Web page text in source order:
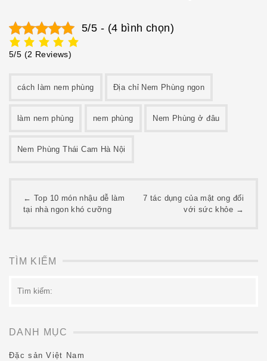
5/5 - (4 bình chọn)
5/5 (2 Reviews)
cách làm nem phùng Địa chỉ Nem Phùng ngon
làm nem phùng nem phùng Nem Phùng ở đâu
Nem Phùng Thái Cam Hà Nội
Post
← Top 10 món nhậu dễ làm
tại nhà ngon khó cưỡng
7 tác dụng của mật ong đối
với sức khỏe →
TÌM KIẾM
kiếm:
DANH MỤC
Đặc sản Việt Nam